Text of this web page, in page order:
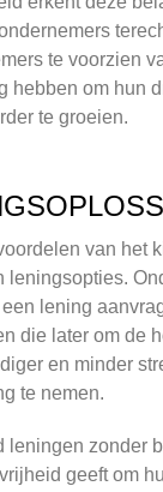
te voorzien
hebben om hun
te groeien.
van het
leningsopties.
lening
die later om de
en minder
te nemen.
leningen zonder
geeft om